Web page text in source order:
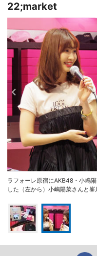
22;market
ラフォーレ原宿にAKB48・小嶋
した（左から）小嶋陽菜さんと峯